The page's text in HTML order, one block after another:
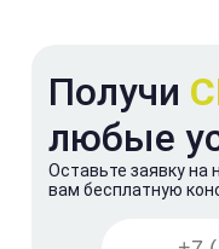
Получи
любые
Оставьте заявку
вам бесплатную